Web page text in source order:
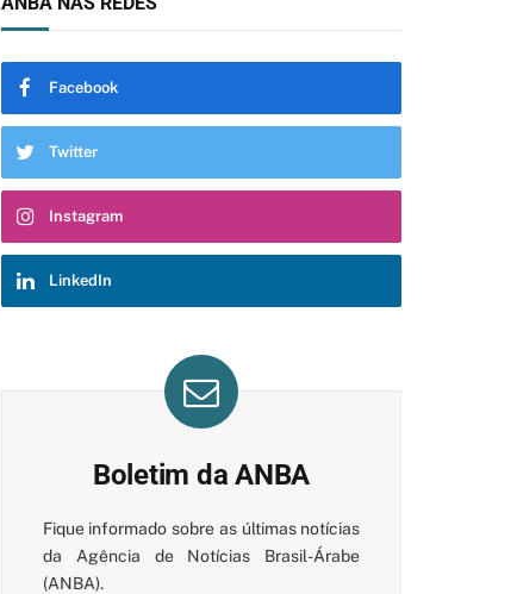
Facebook
Twitter
Instagram
LinkedIn
Boletim da ANBA
Fique informado sobre as últimas notícias
da Agência de Notícias Brasil-Árabe
(ANBA).